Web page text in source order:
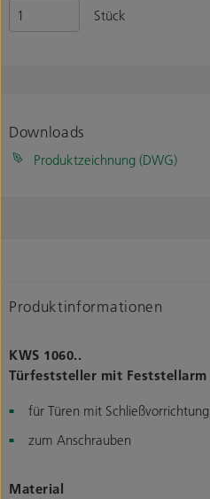
Stück
Downloads
Produktzeichnung (DWG)
Produktinformationen
KWS 1060..
Türfeststeller mit Feststellarm
für Türen mit Schließvorrichtung
zum Anschrauben
Material